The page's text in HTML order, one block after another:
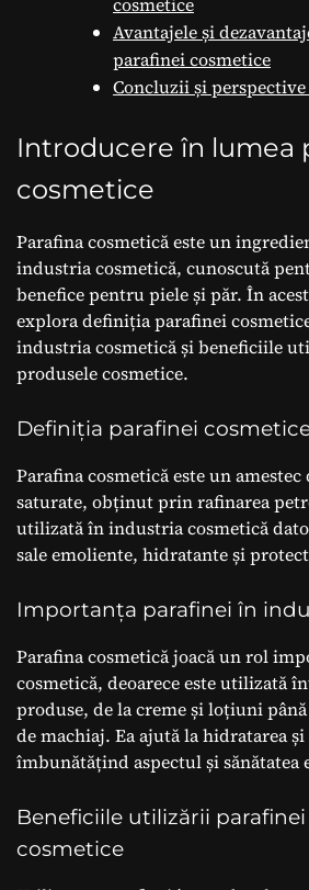
Avantajele și
parafinei cosmetice
Concluzii și
Introducere în lumea
cosmetice
Parafina cosmetică este un
industria cosmetică, cunoscută
benefice pentru piele și păr. În
explora definiția parafinei
industria cosmetică și beneficiile
produsele cosmetice.
Definiția parafinei
Parafina cosmetică este un
saturate, obținut prin rafinarea
utilizată în industria cosmetică
sale emoliente, hidratante și
Importanța parafinei în
Parafina cosmetică joacă un rol
cosmetică, deoarece este utilizată
produse, de la creme și loțiuni
de machiaj. Ea ajută la hidratarea
îmbunătățind aspectul și sănătatea
Beneficiile utilizării
cosmetice